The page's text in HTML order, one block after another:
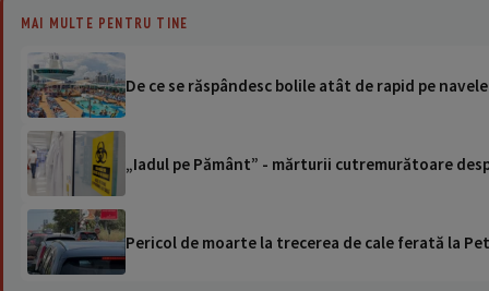
MAI MULTE PENTRU TINE
De ce se răspândesc bolile atât de rapid pe
„Iadul pe Pământ” - mărturii cutremurătoare
Pericol de moarte la trecerea de cale ferată la